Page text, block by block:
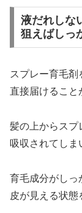
液だれしな
狙えばしっ
スプレー育毛剤
直接届けること
髪の上からスプ
吸収されてしま
育毛成分がしっ
皮が見える状態